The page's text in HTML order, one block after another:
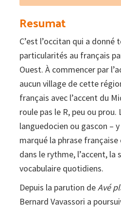
Resumat
C’est l’occitan qui a donné
particularités au français
Ouest. À commencer par
aucun village de cette
français avec l’accent du
roule pas le R, peu ou prou.
languedocien ou gascon –
marqué la phrase
dans le rythme, l’accent, la
vocabulaire quotidiens.
Depuis la parution deAvé
Bernard Vavassori a